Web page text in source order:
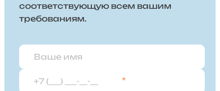
соответствующую всем вашим
требованиям.
*